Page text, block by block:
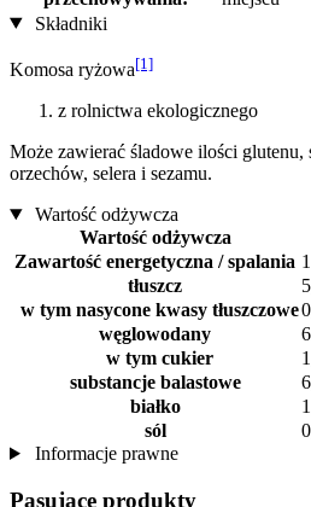
Składniki
Komosa ryżowa[1]
z rolnictwa ekologicznego
Może zawierać śladowe ilości glutenu,
orzechów, selera i sezamu.
Wartość odżywcza
Wartość odżywcza
Zawartość energetyczna / spalania
tłuszcz
w tym nasycone kwasy tłuszczowe
węglowodany
w tym cukier
substancje balastowe
białko
sól
Informacje prawne
Pasujące produkty